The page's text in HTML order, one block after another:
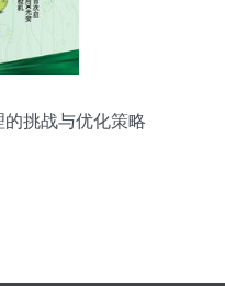
挑战与优化策略